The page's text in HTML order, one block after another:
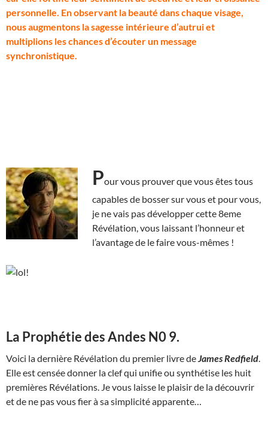
personnelle. En observant la beauté dans chaque visage,
nous augmentons la sagesse intérieure d’autrui et
multiplions les chances d’écouter un message
synchronistique.
Pour vous prouver que vous êtes tous
capables de bosser sur vous et pour vous,
je ne vais pas développer cette 8eme
Révélation, vous laissant l’honneur et
l’avantage de le faire vous-mêmes !
La Prophétie des Andes N0 9.
Voici la dernière Révélation du premier livre de James Redfield
Elle est censée donner la clef qui unifie ou synthétise les huit
premières Révélations. Je vous laisse le plaisir de la découvrir
et de ne pas vous fier à sa simplicité apparente…